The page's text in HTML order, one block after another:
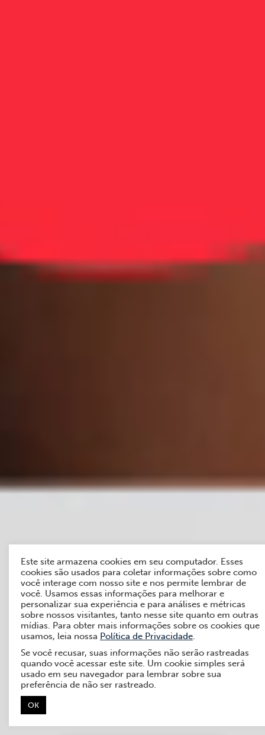
Este site armazena cookies em seu computador. Esses
cookies são usados para coletar informações sobre como
você interage com nosso site e nos permite lembrar de
você. Usamos essas informações para melhorar e
personalizar sua experiência e para análises e métricas
sobre nossos visitantes, tanto nesse site quanto em outras
mídias. Para obter mais informações sobre os cookies que
usamos, leia nossa Política de Privacidade.
Se você recusar, suas informações não serão rastreadas
quando você acessar este site. Um cookie simples será
usado em seu navegador para lembrar sobre sua
preferência de não ser rastreado.
OK